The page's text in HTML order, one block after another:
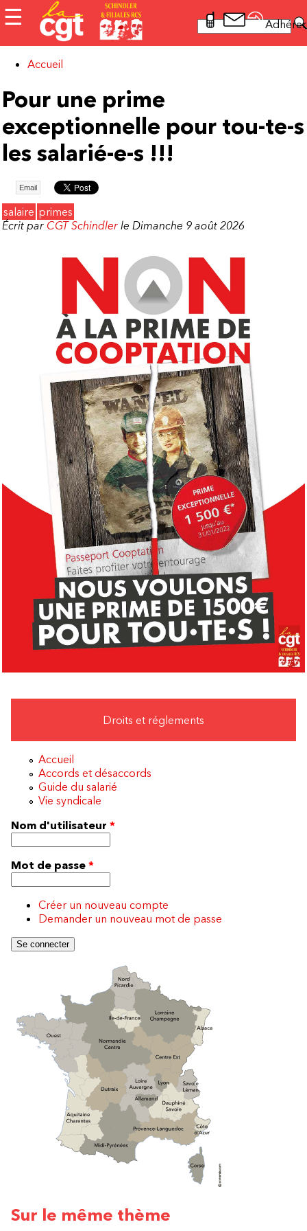
Aller au contenu principal
☰
Formulaire
Rechercher Adhérer
Accueil
Pour une prime
exceptionnelle pour tou-te-s
les salarié-e-s !!!
Email
salaire primes
Écrit par CGT Schindler le Dimanche 9 août 2026
Droits et réglements
Accueil
Accords et désaccords
Guide du salarié
Vie syndicale
Nom d'utilisateur *
Mot de passe *
Créer un nouveau compte
Demander un nouveau mot de passe
Sur le même thème